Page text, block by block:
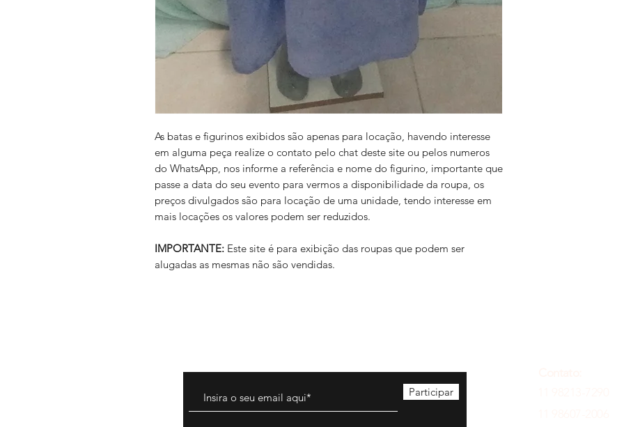
As batas e figurinos exibidos são apenas para locação, havendo interesse
em alguma peça realize o contato pelo chat deste site ou pelos numeros
do WhatsApp, nos informe a referência e nome do figurino, importante que
passe a data do seu evento para vermos a disponibilidade da roupa, os
preços divulgados são para locação de uma unidade, tendo interesse em
mais locações os valores podem ser reduzidos.
IMPORTANTE: Este site é para exibição das roupas que podem ser
alugadas as mesmas não são vendidas.
Participar